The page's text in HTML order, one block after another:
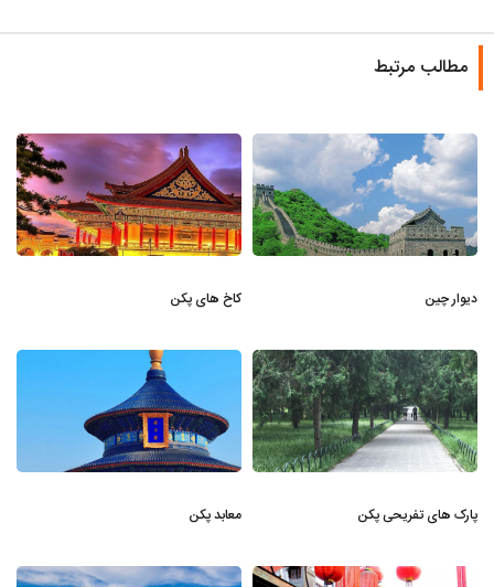
مطالب مرتبط
دیوار چین کاخ های پکن
پارک های تفریحی پکن معابد پکن